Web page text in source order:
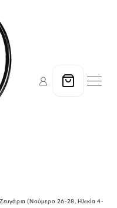
(Νούμερο 26-28, Ηλικία 4-